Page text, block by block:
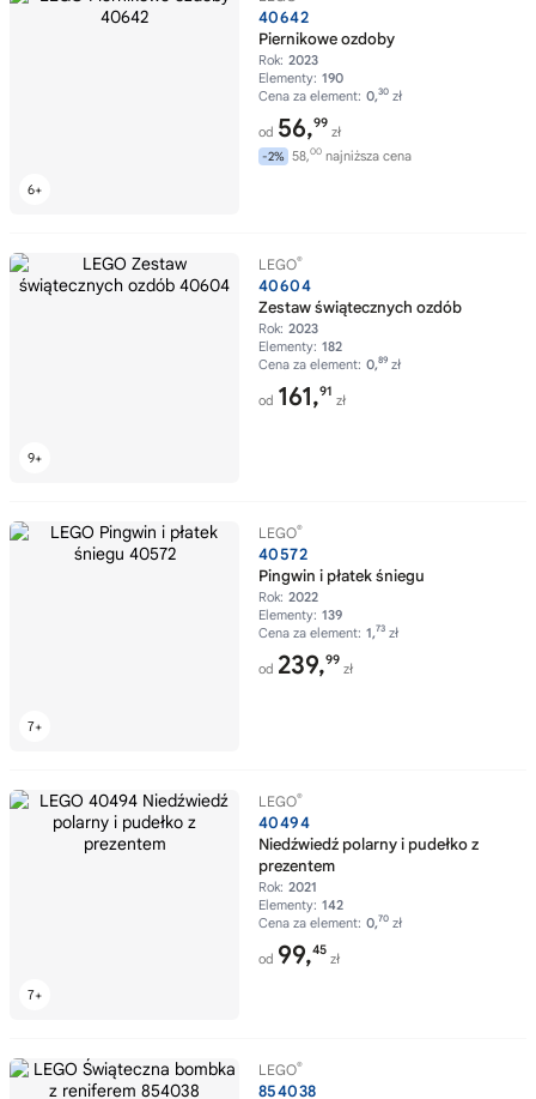
40642
Piernikowe ozdoby
Rok: 2023
Elementy: 190
Cena za element: 0,30 zł
od 56,99
zł
-2% 58,00 najniższa cena
LEGO®
40604
Zestaw świątecznych ozdób
Rok: 2023
Elementy: 182
Cena za element: 0,89 zł
od 161,91
zł
LEGO®
40572
Pingwin i płatek śniegu
Rok: 2022
Elementy: 139
Cena za element: 1,73 zł
od 239,99
zł
LEGO®
40494
Niedźwiedź polarny i pudełko z
prezentem
Rok: 2021
Elementy: 142
Cena za element: 0,70 zł
od 99,45
zł
LEGO®
854038